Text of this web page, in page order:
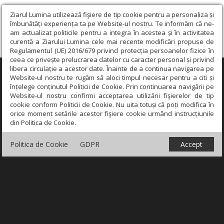
Ziarul Lumina utilizează fişiere de tip cookie pentru a personaliza și
îmbunătăți experiența ta pe Website-ul nostru. Te informăm că ne-
am actualizat politicile pentru a integra în acestea și în activitatea
curentă a Ziarului Lumina cele mai recente modificări propuse de
Regulamentul (UE) 2016/679 privind protecția persoanelor fizice în
ceea ce privește prelucrarea datelor cu caracter personal și privind
libera circulație a acestor date. Înainte de a continua navigarea pe
Website-ul nostru te rugăm să aloci timpul necesar pentru a citi și
înțelege conținutul Politicii de Cookie. Prin continuarea navigării pe
Website-ul nostru confirmi acceptarea utilizării fişierelor de tip
cookie conform Politicii de Cookie. Nu uita totuși că poți modifica în
orice moment setările acestor fişiere cookie urmând instrucțiunile
din Politica de Cookie.
Politica de Cookie GDPR Accept
×